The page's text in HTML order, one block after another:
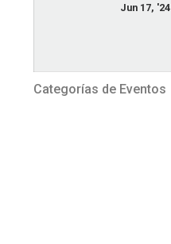
Jun 17, '24
Categorías de Eventos